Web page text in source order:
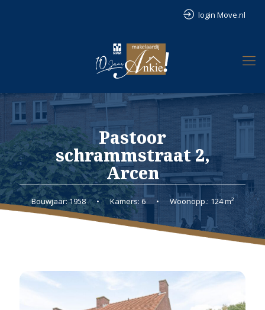
login Move.nl
Pastoor
schrammstraat 2,
Arcen
Bouwjaar: 1958 • Kamers: 6 • Woonopp.: 124 m²